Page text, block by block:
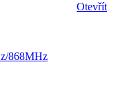
Otevřít
868MHz